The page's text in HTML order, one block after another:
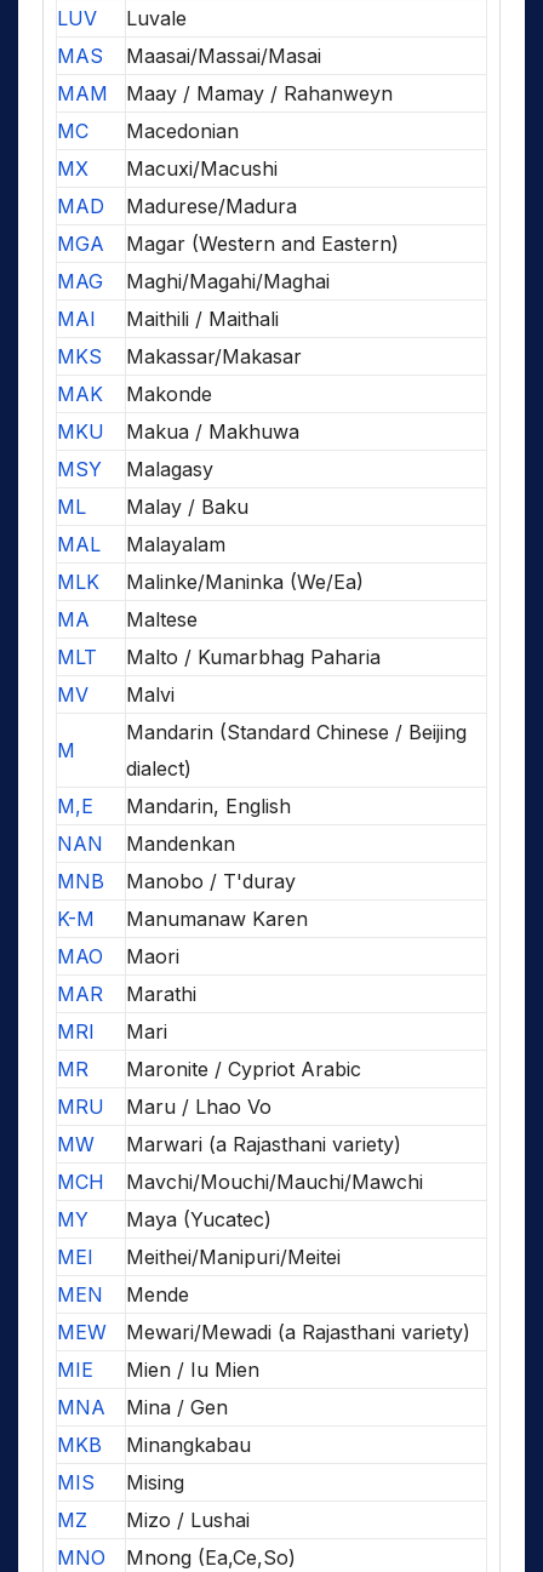
LUV
Luvale
MAS
Maasai/Massai/Masai
MAM
Maay / Mamay / Rahanweyn
MC
Macedonian
MX
Macuxi/Macushi
MAD
Madurese/Madura
MGA
Magar (Western and Eastern)
MAG
Maghi/Magahi/Maghai
MAI
Maithili / Maithali
MKS
Makassar/Makasar
MAK
Makonde
MKU
Makua / Makhuwa
MSY
Malagasy
ML
Malay / Baku
MAL
Malayalam
MLK
Malinke/Maninka (We/Ea)
MA
Maltese
MLT
Malto / Kumarbhag Paharia
MV
Malvi
M
Mandarin (Standard Chinese / Beijing
dialect)
M,E
Mandarin, English
NAN
Mandenkan
MNB
Manobo / T'duray
K-M
Manumanaw Karen
MAO
Maori
MAR
Marathi
MRI
Mari
MR
Maronite / Cypriot Arabic
MRU
Maru / Lhao Vo
MW
Marwari (a Rajasthani variety)
MCH
Mavchi/Mouchi/Mauchi/Mawchi
MY
Maya (Yucatec)
MEI
Meithei/Manipuri/Meitei
MEN
Mende
MEW
Mewari/Mewadi (a Rajasthani variety)
MIE
Mien / Iu Mien
MNA
Mina / Gen
MKB
Minangkabau
MIS
Mising
MZ
Mizo / Lushai
MNO
Mnong (Ea,Ce,So)